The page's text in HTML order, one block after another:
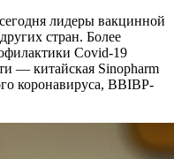
лидеры вакцинной
стран. Более
Covid-19
— китайская Sinopharm
коронавируса, BBIBP-